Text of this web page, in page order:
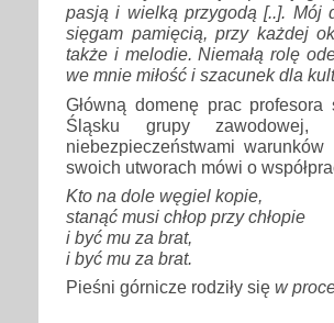
pasją i wielką przygodą [..]. Mój
sięgam pamięcią, przy każdej
także i melodie. Niemałą rolę
we mnie miłość i szacunek dla
Główną domenę prac
Śląsku grupy zawodowej,
niebezpieczeństwami
swoich utworach mówi o
Kto na dole węgiel kopie,
stanąć musi chłop przy chłopie
i być mu za brat,
i być mu za brat.
Pieśni górnicze rodziły się w